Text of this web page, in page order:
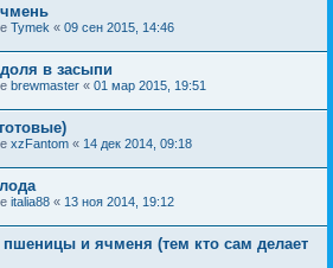
Tymek « 09 сен 2015, 14:46
в засыпи
brewmaster « 01 мар 2015, 19:51
xzFantom « 14 дек 2014, 09:18
italia88 « 13 ноя 2014, 19:12
и ячменя (тем кто сам делает